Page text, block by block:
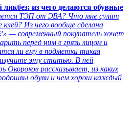
ликбез: из чего делаются обувные
ТЭП от ЭВА? Что мне сулит
Из чего вообще сделана
— современный покупатель хочет
перед ним в грязь лицом и
ли ему в подметки такая
эту статью. В ней
Окороков рассказывает, из каких
обуви и чем хорош каждый